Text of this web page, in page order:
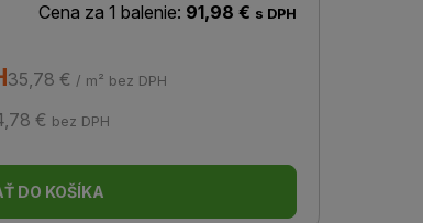
Cena za 1 balenie: 91,98 € s DPH
35,78 € / m² bez DPH
€ bez DPH
DO KOŠÍKA